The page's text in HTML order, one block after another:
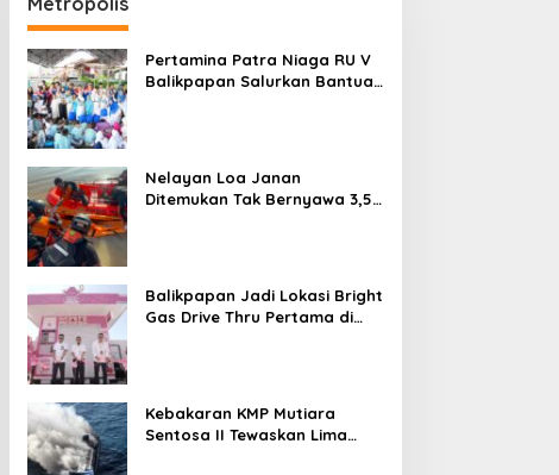
Pertamina Patra Niaga RU V
Balikpapan Salurkan Bantuan
Nelayan Loa Janan
Ditemukan Tak Bernyawa 3,5
Balikpapan Jadi Lokasi Bright
Gas Drive Thru Pertama di
Kebakaran KMP Mutiara
Sentosa II Tewaskan Lima